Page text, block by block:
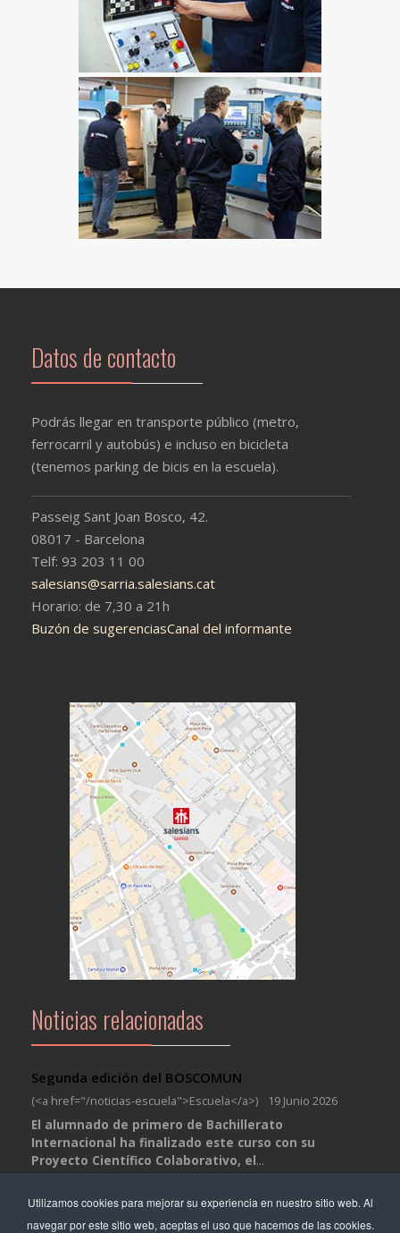
Utilizamos cookies para mejorar su experiencia en nuestro sitio web. Al
navegar por este sitio web, aceptas el uso que hacemos de las cookies.
Datos de contacto
Podrás llegar en transporte público (metro,
ferrocarril y autobús) e incluso en bicicleta
(tenemos parking de bicis en la escuela).
Passeig Sant Joan Bosco, 42.
08017 - Barcelona
Telf: 93 203 11 00
salesians@sarria.salesians.cat
Horario: de 7,30 a 21h
Buzón de sugerenciasCanal del informante
Noticias relacionadas
Segunda edición del BOSCOMUN
(<a href="/noticias-escuela">Escuela</a>)
19 Junio 2026
El alumnado de primero de Bachillerato
Internacional ha finalizado este curso con su
Proyecto Científico Colaborativo, el...
Salida de verano MJS
(<a href="/noticias-escuela">Escuela</a>) 01 Julio 2026